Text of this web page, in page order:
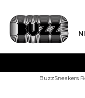
BuzzSneakers